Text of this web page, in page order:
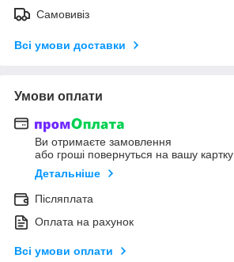
Самовивіз
Всі умови доставки
Умови оплати
Ви отримаєте замовлення
або гроші повернуться на вашу картку
Детальніше
Післяплата
Оплата на рахунок
Всі умови оплати